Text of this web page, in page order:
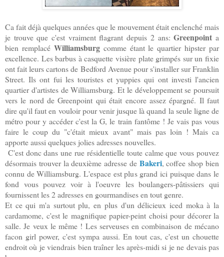
Ca fait déjà quelques années que le mouvement était enclenché mais
je trouve que c'est vraiment flagrant depuis 2 ans:Greenpoint a
bien remplacé Williamsburgcomme étant le quartier hipster par
excellence. Les barbus à casquette visière plate grimpés sur un fixie
ont fait leurs cartons de Bedford Avenue pour s'installer sur Franklin
Street. Ils ont fui les touristes et yuppies qui ont investi l'ancien
quartier d'artistes de Williamsburg. Et le développement se poursuit
vers le nord de Greenpoint qui était encore assez épargné. Il faut
dire qu'il faut en vouloir pour venir jusque là quand la seule ligne de
métro pour y accéder c'est la G, le train fantôme ! Je vais pas vous
faire le coup du "c'était mieux avant" mais pas loin ! Mais ca
apporte aussi quelques jolies adresses nouvelles.
C'est donc dans une rue résidentielle toute calme que vous pouvez
désormais trouver la deuxième adresse de Bakeri, coffee shop bien
connu de Williamsburg. L'espace est plus grand ici puisque dans le
fond vous pouvez voir à l'oeuvre les boulangers-pâtissiers qui
fournissentles 2 adresses en gourmandises en tout genre.
Et ce qui m'a surtout plu, en plus d'un délicieux iced moka à la
cardamome, c'est le magnifique papier-peint choisi pour décorer la
salle. Je veux le même ! Les serveuses en combinaison de mécano
facon girl power, c'est sympa aussi. En tout cas, c'est un chouette
endroit où je viendrais bien traîner les après-midi si je ne devais pas